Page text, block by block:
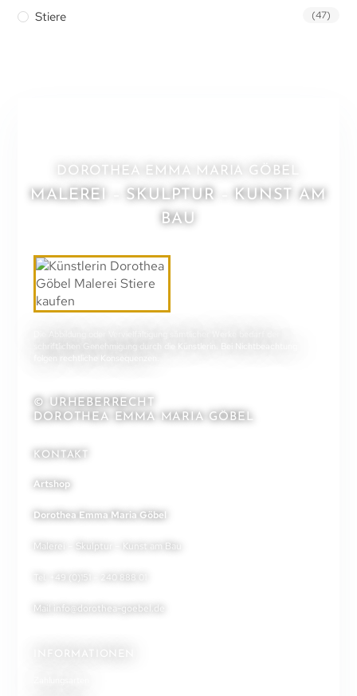
Stiere (47)
DOROTHEA EMMA MARIA GÖBEL
MALEREI – SKULPTUR – KUNST AM
BAU
folgen rechtliche Konsequenzen.
© URHEBERRECHT
DOROTHEA EMMA MARIA GÖBEL
KONTAKT
Artshop
Dorothea Emma Maria Göbel
Malerei – Skulptur – Kunst am Bau
Tel. +49 (0)151 – 240 888 01
Mail info@dorothea-goebel.de